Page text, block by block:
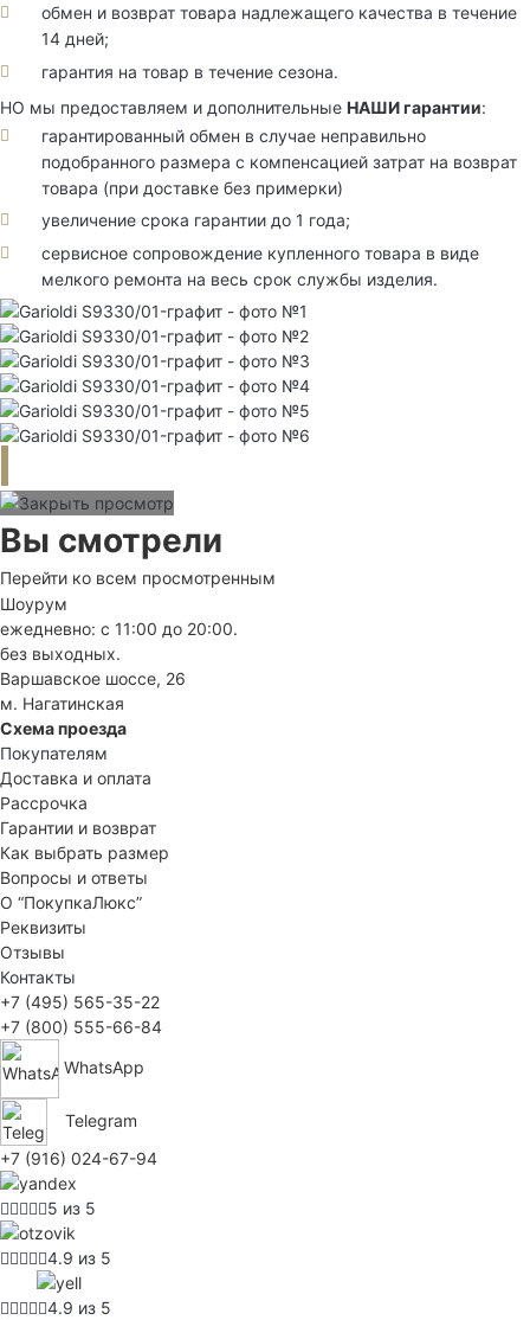
обмен и возврат товара надлежащего качества в течение
14 дней;
гарантия на товар в течение сезона.
НО мы предоставляем и дополнительные НАШИ гарантии:
гарантированный обмен в случае неправильно
подобранного размера с компенсацией затрат на возврат
товара (при доставке без примерки)
увеличение срока гарантии до 1 года;
сервисное сопровождение купленного товара в виде
мелкого ремонта на весь срок службы изделия.
Вы смотрели
Перейти ко всем просмотренным
Шоурум
ежедневно: с 11:00 до 20:00.
без выходных.
Варшавское шоссе, 26
м. Нагатинская
Схема проезда
Покупателям
Доставка и оплата
Рассрочка
Гарантии и возврат
Как выбрать размер
Вопросы и ответы
О “ПокупкаЛюкс”
Реквизиты
Отзывы
Контакты
+7 (495) 565-35-22
+7 (800) 555-66-84
WhatsApp
Telegram
+7 (916) 024-67-94
5 из 5
4.9 из 5
4.9 из 5